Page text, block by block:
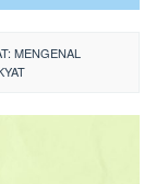
MENGENAL